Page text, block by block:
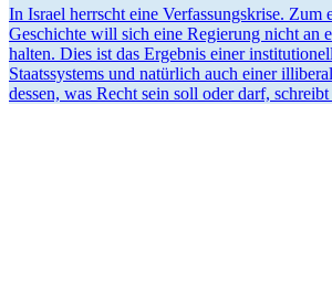
In Israel herrscht eine Verfas­sungs­krise. Zum
Geschichte will sich eine Regierung nicht an
halten. Dies ist das Ergebnis einer
Staats­systems und natürlich auch einer
dessen, was Recht sein soll oder darf,